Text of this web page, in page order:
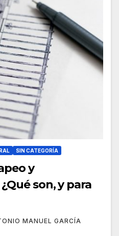
SIN CATEGORÍA
y
son, y para
MANUEL GARCÍA